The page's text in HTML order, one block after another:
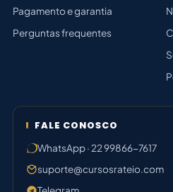
Pagamento e garantia
Perguntas frequentes
FALE CONOSCO
WhatsApp · 22 99866-7617
suporte@cursosrateio.com